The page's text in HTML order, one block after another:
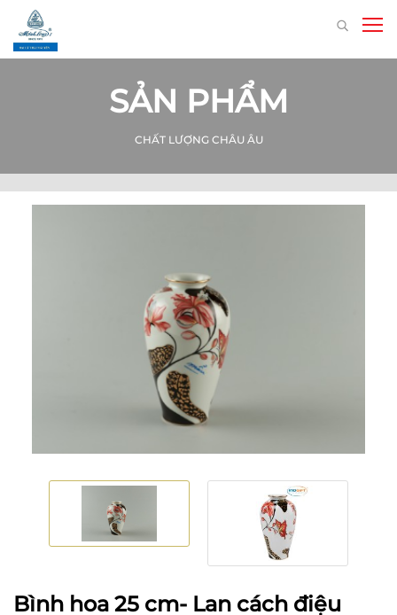
SẢN PHẨM
CHẤT LƯỢNG CHÂU ÂU
Bình hoa 25 cm- Lan cách điệu